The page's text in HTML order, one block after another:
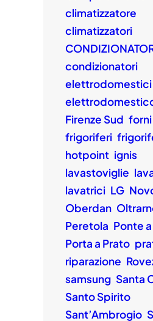
climatizzatore
climatizzatori
condizionatori
elettrodomestici
Firenze Sud forni
frigoriferi
hotpoint ignis
lavastoviglie
lavatrici LG
Oberdan
Peretola Ponte
Porta a Prato
riparazione
samsung Santa
Santo Spirito
Sant’Ambrogio